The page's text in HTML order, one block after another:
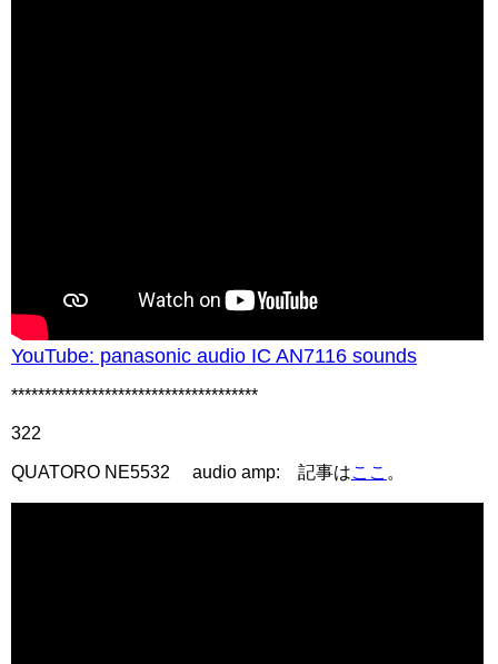
YouTube: panasonic audio IC AN7116 sounds
*************************************
322
QUATORO NE5532 audio amp: 記事はここ 。